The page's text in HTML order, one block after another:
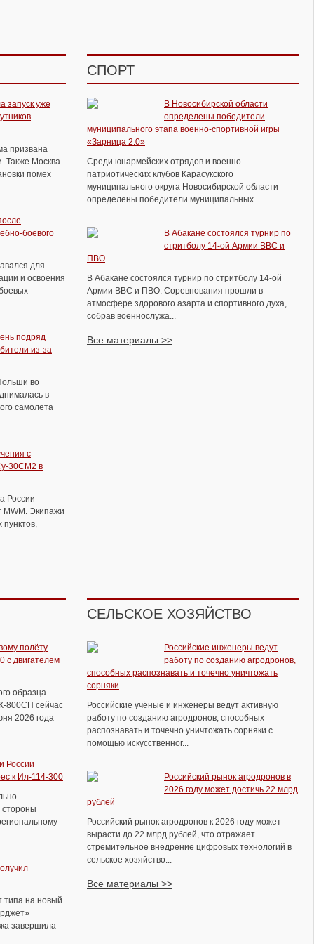
В Волгограде прошел традиционный
ежегодный турнир памяти Ольги
Васильевны Парамоновой
Экипажи истребителей и
бомбардировщиков ВКС отработали
полеты с дозаправкой в воздухе
«Армия-2021» - концерн ПВО «Алмаз-
Антей» представит образцы зенитной
техники разного класса
запуск уже
призвана
Также Москва
помех
боевого
для
и освоения
подряд
из-за
во
в
самолета
с
30СМ2 в
России
Экипажи
СПОРТ
В Новосибирской области
определены победители
муниципального этапа военно-спортивной игры
«Зарница 2.0»
Среди юнармейских отрядов и военно-
патриотических клубов Карасукского
муниципального округа Новосибирской области
определены победители муниципальных ...
В Абакане состоялся турнир по
стритболу 14-ой Армии ВВС и
ПВО
В Абакане состоялся турнир по стритболу 14-ой
Армии ВВС и ПВО. Соревнования прошли в
атмосфере здорового азарта и спортивного духа,
собрав военнослужа...
Все материалы >>
полёту
с двигателем
образца
800СП сейчас
2026 года
России
к Ил-114-300
стороны
типа на новый
завершила
СЕЛЬСКОЕ ХОЗЯЙСТВО
Российские инженеры ведут
работу по созданию агродронов,
способных распознавать и точечно уничтожать
сорняки
Российские учёные и инженеры ведут активную
работу по созданию агродронов, способных
распознавать и точечно уничтожать сорняки с
помощью искусственног...
Российский рынок агродронов в
2026 году может достичь 22 млрд
рублей
Российский рынок агродронов к 2026 году может
вырасти до 22 млрд рублей, что отражает
стремительное внедрение цифровых технологий в
сельское хозяйство...
Все материалы >>